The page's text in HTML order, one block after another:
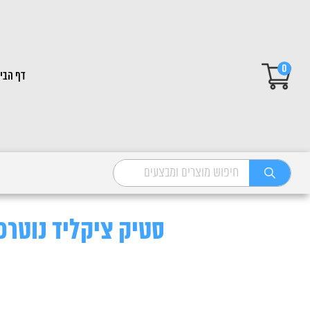
0
דף
סטיק ציקליד נוטרפין 210